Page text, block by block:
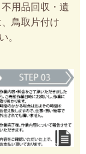
用品回収・遺
鳥取片付け
。